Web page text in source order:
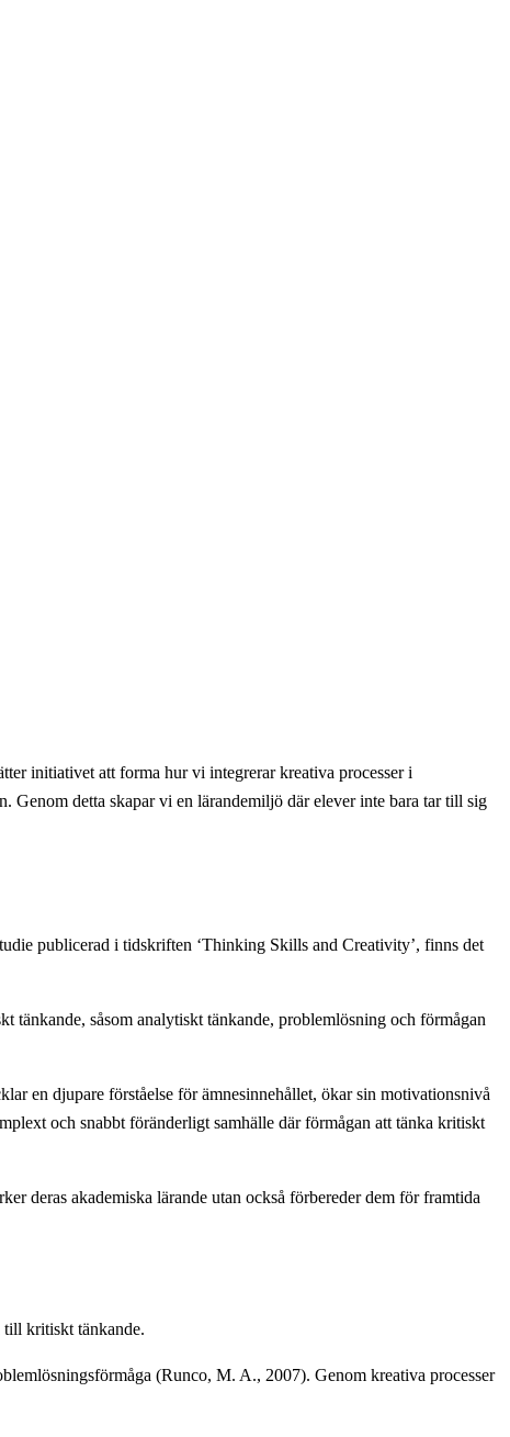
initiativet att forma hur vi integrerar kreativa processer i
Genom detta skapar vi en lärandemiljö där elever inte bara tar till sig
publicerad i tidskriften ‘Thinking Skills and Creativity’, finns det
tänkande, såsom analytiskt tänkande, problemlösning och förmågan
en djupare förståelse för ämnesinnehållet, ökar sin motivationsnivå
och snabbt föränderligt samhälle där förmågan att tänka kritiskt
deras akademiska lärande utan också förbereder dem för framtida
till kritiskt tänkande.
(Runco, M. A., 2007). Genom kreativa processer